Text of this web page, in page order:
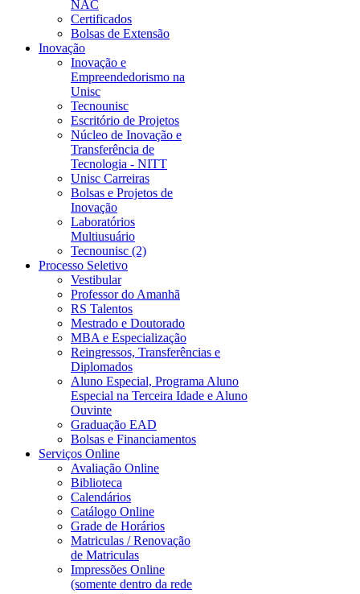
NAC
Certificados
Bolsas de Extensão
Inovação
Inovação e
Empreendedorismo na
Unisc
Tecnounisc
Escritório de Projetos
Núcleo de Inovação e
Transferência de
Tecnologia - NITT
Unisc Carreiras
Bolsas e Projetos de
Inovação
Laboratórios
Multiusuário
Tecnounisc (2)
Processo Seletivo
Vestibular
Professor do Amanhã
RS Talentos
Mestrado e Doutorado
MBA e Especialização
Reingressos, Transferências e
Diplomados
Aluno Especial, Programa Aluno
Especial na Terceira Idade e Aluno
Ouvinte
Graduação EAD
Bolsas e Financiamentos
Serviços Online
Avaliação Online
Biblioteca
Calendários
Catálogo Online
Grade de Horários
Matriculas / Renovação
de Matriculas
Impressões Online
(somente dentro da rede